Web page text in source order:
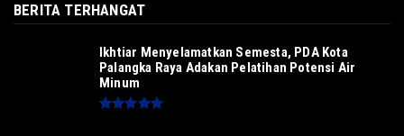
BERITA TERHANGAT
Ikhtiar Menyelamatkan Semesta, PDA Kota
Palangka Raya Adakan Pelatihan Potensi Air
Minum